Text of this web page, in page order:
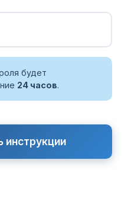
будет
24 часов.
инструкции